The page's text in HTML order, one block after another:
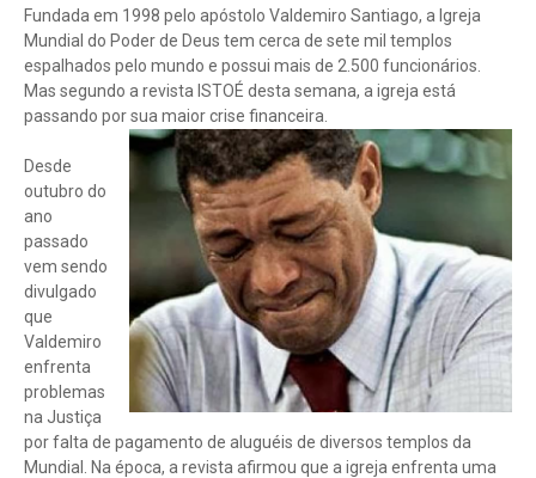
Fundada em 1998 pelo apóstolo Valdemiro Santiago, a Igreja
Mundial do Poder de Deus tem cerca de sete mil templos
espalhados pelo mundo e possui mais de 2.500 funcionários.
Mas segundo a revista ISTOÉ desta semana, a igreja está
passando por sua maior crise financeira.
Desde
outubro do
ano
passado
vem sendo
divulgado
que
Valdemiro
enfrenta
problemas
na Justiça
por falta de pagamento de aluguéis de diversos templos da
Mundial. Na época, a revista afirmou que a igreja enfrenta uma